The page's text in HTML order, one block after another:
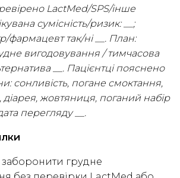
LactMed/SPS/інше
сумісність/ризик: __;
фармацевт так/ні __. План:
вигодовування / тимчасова
__. Пацієнтці пояснено
сонливість, погане смоктання,
жовтяниця, поганий набір
перегляду __.
грудне